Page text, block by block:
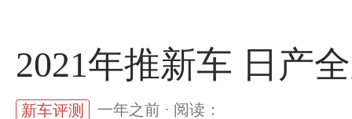
2021年推新车 日产
新车评测 一年之前 · 阅读：